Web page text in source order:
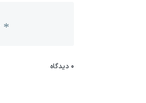
0 دیدگاه